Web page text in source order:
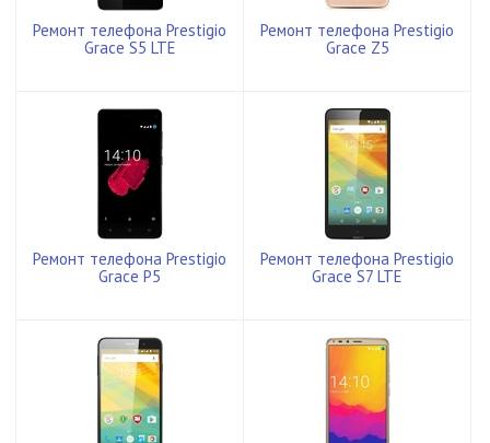
Ремонт телефона Prestigio
Grace S5 LTE
Ремонт телефона Prestigio
Grace Z5
Ремонт телефона Prestigio
Grace P5
Ремонт телефона Prestigio
Grace S7 LTE